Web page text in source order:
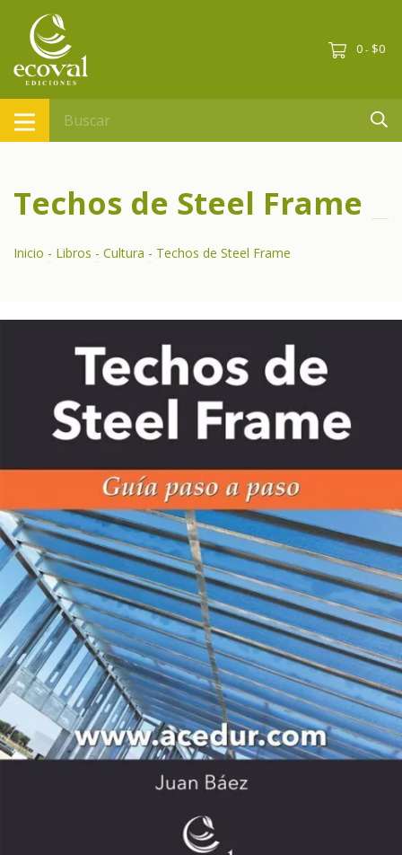
0 - $0
Techos de Steel Frame
Inicio - Libros - Cultura - Techos de Steel Frame